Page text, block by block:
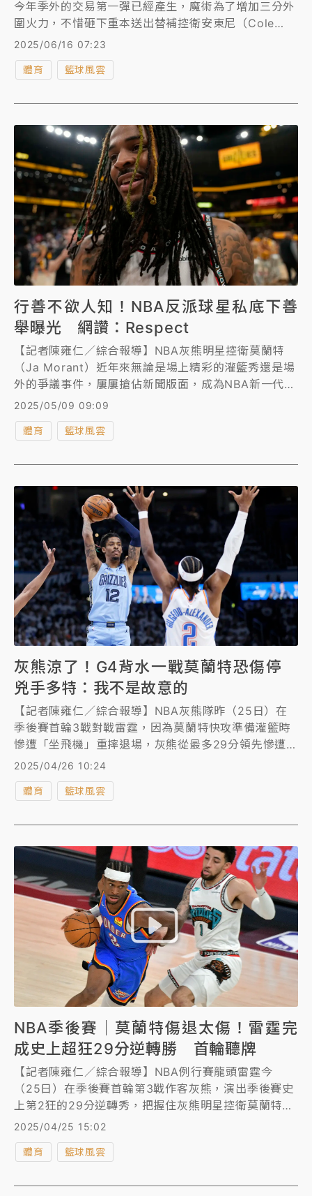
今年季外的交易第一彈已經產生，魔術為了增加三分外
圍火力，不惜砸下重本送出替補控衛安東尼（Cole
Anthony）、防守悍將波普（Kentavious Caldwell-
Pope）以及4個首輪籤、1個首輪選秀權交換，換來灰
熊當家射手貝恩（Desmond Bane），兩隊盤算跟著
2025/06/16 07:23
體育 籃球風雲
行善不欲人知！NBA反派球星私底下善
舉曝光 網讚：Respect
【記者陳雍仁／綜合報導】NBA灰熊明星控衛莫蘭特
（Ja Morant）近年來無論是場上精彩的灌籃秀還是場
外的爭議事件，屢屢搶佔新聞版面，成為NBA新一代的
反派球星代表，但私底下的莫蘭特其實是個充滿愛心的
人為他叫屈。
2025/05/09 09:09
體育 籃球風雲
灰熊涼了！G4背水一戰莫蘭特恐傷停
兇手多特：我不是故意的
【記者陳雍仁／綜合報導】NBA灰熊隊昨（25日）在
季後賽首輪3戰對戰雷霆，因為莫蘭特快攻準備灌籃時
慘遭「坐飛機」重摔退場，灰熊從最多29分領先慘遭逆
轉，今（26日）再爆出利空消息，莫蘭特因為臀傷的關
係恐將不會在第4戰出賽，讓灰熊在第4戰背水一戰陷入
空前危機。
2025/04/26 10:24
體育 籃球風雲
NBA季後賽｜莫蘭特傷退太傷！雷霆完
成史上超狂29分逆轉勝 首輪聽牌
【記者陳雍仁／綜合報導】NBA例行賽龍頭雷霆今
（25日）在季後賽首輪第3戰作客灰熊，演出季後賽史
上第2狂的29分逆轉秀，把握住灰熊明星控衛莫蘭特
（Ja Morant）傷退機會，展開瘋狂追分，最終以114
2025/04/25 15:02
體育 籃球風雲